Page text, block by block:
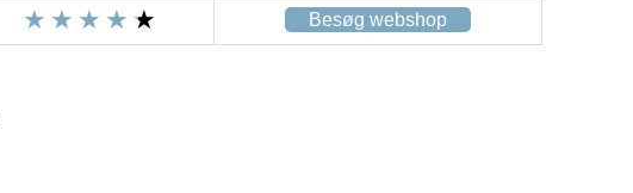
Besøg webshop